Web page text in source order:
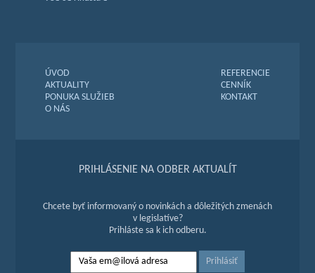
ÚVOD
AKTUALITY
PONUKA SLUŽIEB
O NÁS
REFERENCIE
CENNÍK
KONTAKT
PRIHLÁSENIE NA ODBER AKTUALÍT
Chcete byť informovaný o novinkách a dôležitých zmenách
v legislatíve?
Prihláste sa k ich odberu.